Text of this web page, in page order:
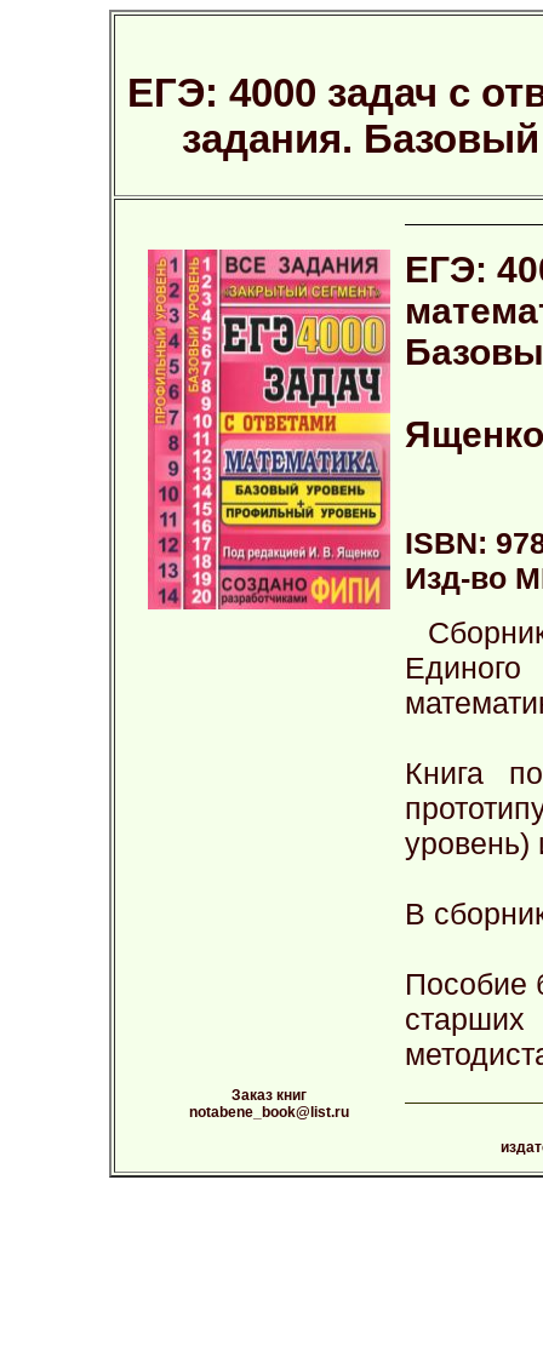
ЕГЭ: 4000 задач с
задания.
ЕГЭ:
ISBN:
Изд-во
Книга
уровень)
В
Пособие
Заказ книг
notabene_book@list.ru